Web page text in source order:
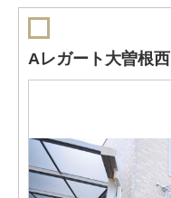
Aレガート大曽根西